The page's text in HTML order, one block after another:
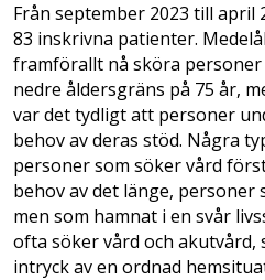
Från september 2023 till april
83 inskrivna patienter.
framförallt nå sköra personer
nedre åldersgräns på 75 år,
var det tydligt att personer
behov av deras stöd. Några
personer som söker vård
behov av det länge, personer
men som hamnat i en svår
ofta söker vård och
intryck av en ordnad